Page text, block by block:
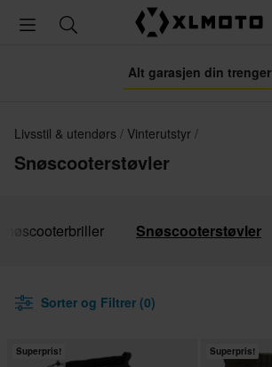
Alt garasjen din trenger
Livsstil & utendørs Vinterutstyr
Snøscooterstøvler
Snøscooterstøvler
Sorter og Filtrer (0)
Superpris! Superpris!